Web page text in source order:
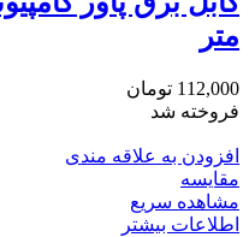
متر
112,000 تومان
فروخته شد
افزودن به علاقه مندی
مقایسه
مشاهده سریع
اطلاعات بیشتر